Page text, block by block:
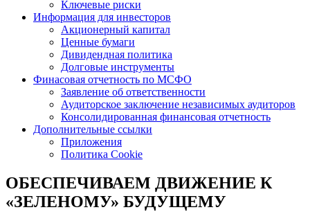
Ключевые риски
Информация для инвесторов
Акционерный капитал
Ценные бумаги
Дивидендная политика
Долговые инструменты
Финасовая отчетность по МСФО
Заявление об ответственности
Аудиторское заключение независимых аудиторов
Консолидированная финансовая отчетность
Дополнительные ссылки
Приложения
Политика Cookie
ОБЕСПЕЧИВАЕМ ДВИЖЕНИЕ К
«ЗЕЛЕНОМУ» БУДУЩЕМУ